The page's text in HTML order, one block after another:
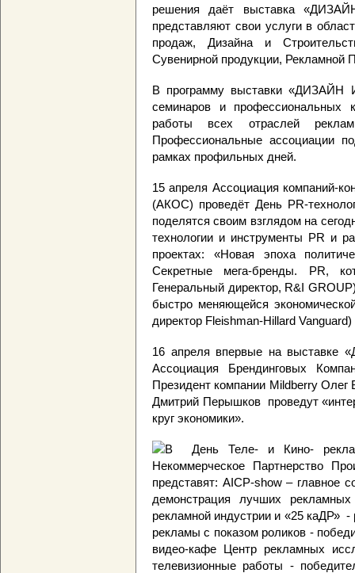
решения даёт выставка
представляют свои услуги в
продаж, Дизайна и
Сувенирной продукции,
В программу выставки
семинаров и профессиональных
работы всех отраслей
Профессиональные ассоциации
рамках профильных дней.
15 апреля Ассоциация компаний-
(АКОС) проведёт День PR-
поделятся своим взглядом на
технологии и инструменты PR и
проектах: «Новая эпоха
Секретные мега-бренды. PR,
Генеральный директор, R&I
быстро меняющейся
директор Fleishman-Hillard Vanguard)
16 апреля впервые на выставке
Ассоциация Брендинговых
Президент компании Mildberry Олег
Дмитрий Перышков проведут
круг экономики».
В День Теле- и Кино-
Некоммерческое Партнерство
представят: AICP-show – главное
демонстрация лучших
рекламной индустрии и «25 каДР»
рекламы с показом роликов -
видео-кафе Центр рекламных
телевизионные работы -